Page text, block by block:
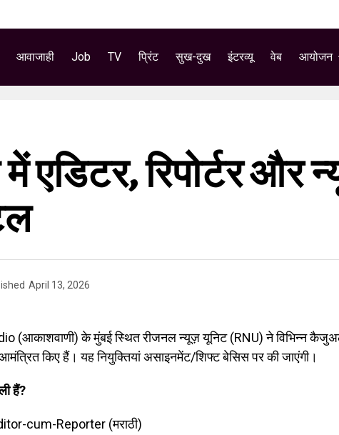
आवाजाही Job TV प्रिंट सुख-दुख इंटरव्यू वेब आयोजन
एडिटर, रिपोर्टर और
April 13, 2026
(आकाशवाणी) के मुंबई स्थित रीजनल न्यूज़ यूनिट (RNU) ने विभिन्न
किए हैं। यह नियुक्तियां असाइनमेंट/शिफ्ट बेसिस पर की जाएंगी।
हैं?
cum-Reporter (मराठी)